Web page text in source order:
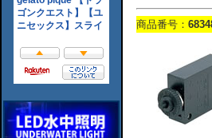
商品番号：